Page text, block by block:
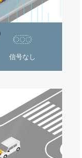
信号なし